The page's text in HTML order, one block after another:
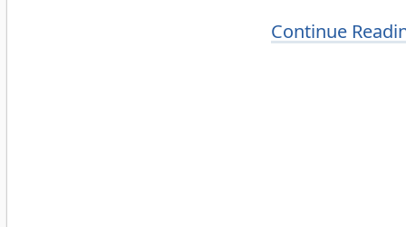
Continue